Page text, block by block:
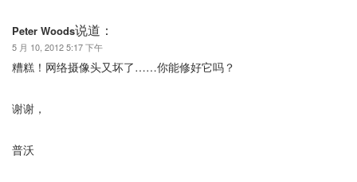
Peter Woods说道：
5 月 10, 2012 5:17 下午
糟糕！网络摄像头又坏了……你能修好它吗？
谢谢，
普沃